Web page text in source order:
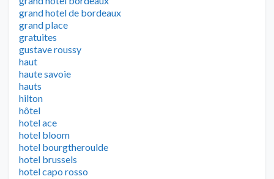
grand hotel de bordeaux
grand place
gratuites
gustave roussy
haut
haute savoie
hauts
hilton
hôtel
hotel ace
hotel bloom
hotel bourgtheroulde
hotel brussels
hotel capo rosso